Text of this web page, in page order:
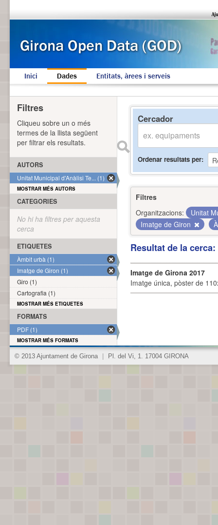
Inici Dades Entitats, àrees i serveis
Cercador
Ordenar resultats per
Filtres
Organitzacions:
Unitat
Imatge de Giron
Resultat de la
Imatge de Girona 2017
Imatge única, pòster de
Filtres
Cliqueu sobre un o més
termes de la llista següent
per filtrar els resultats.
AUTORS
Unitat Municipal d'Anàlisi Te... (1)
MOSTRAR MÉS AUTORS
CATEGORIES
No hi ha filtres per aquesta
cerca
ETIQUETES
Àmbit urbà (1)
Imatge de Giron (1)
Giro (1)
Cartografia (1)
MOSTRAR MÉS ETIQUETES
FORMATS
PDF (1)
MOSTRAR MÉS FORMATS
© 2013 Ajuntament de Girona Pl. del Vi, 1. 17004 GIRONA